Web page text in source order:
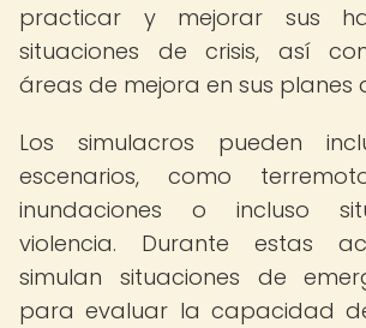
practicar y mejorar sus
situaciones de crisis, así
áreas de mejora en sus planes
Los simulacros pueden
escenarios, como
inundaciones o incluso
violencia. Durante estas
simulan situaciones de
para evaluar la capacidad